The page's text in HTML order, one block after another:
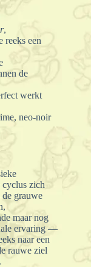
,
reeks een
de
werkt
neo-noir
cyclus zich
de grauwe
maar nog
ervaring —
naar een
rauwe ziel